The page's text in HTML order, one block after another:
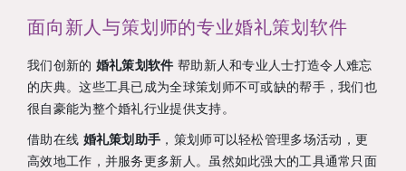
面向新人与策划师的专业婚礼策划软件
我们创新的 婚礼策划软件 帮助新人和专业人士打造令人难忘
的庆典。这些工具已成为全球策划师不可或缺的帮手，我们也
很自豪能为整个婚礼行业提供支持。
借助在线 婚礼策划助手 ，策划师可以轻松管理多场活动，更
高效地工作，并服务更多新人。虽然如此强大的工具通常只面